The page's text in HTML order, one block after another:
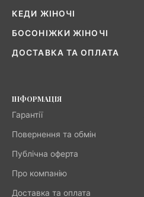
КЕДИ ЖІНОЧІ
БОСОНІЖКИ ЖІНОЧІ
ДОСТАВКА ТА ОПЛАТА
ІНФОРМАЦІЯ
Гарантії
Повернення та обмін
Публічна оферта
Про компанію
Доставка та оплата